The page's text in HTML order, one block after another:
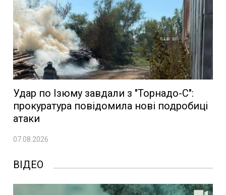
Удар по Ізюму завдали з "Торнадо-С":
прокуратура повідомила нові подробиці
атаки
07.08.2026
ВІДЕО